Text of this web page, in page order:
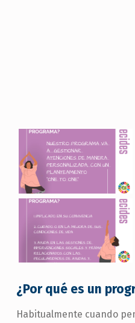
¿Por qué es un
Habitualmente cuando